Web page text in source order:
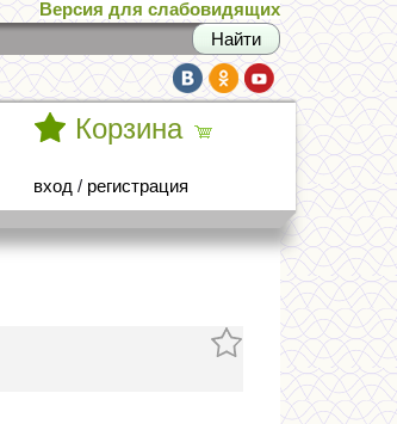
Версия для слабовидящих
Корзина
вход / регистрация